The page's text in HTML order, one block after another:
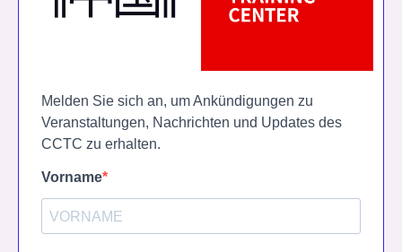
Melden Sie sich an, um Ankündigungen zu
Veranstaltungen, Nachrichten und Updates des
CCTC zu erhalten.
Vorname